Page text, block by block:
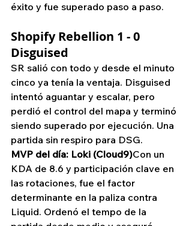
éxito y fue superado paso a paso.
Shopify Rebellion 1 - 0
Disguised
SR salió con todo y desde el minuto
cinco ya tenía la ventaja. Disguised
intentó aguantar y escalar, pero
perdió el control del mapa y terminó
siendo superado por ejecución. Una
partida sin respiro para DSG.
MVP del día: Loki (Cloud9)Con un
KDA de 8.6 y participación clave en
las rotaciones, fue el factor
determinante en la paliza contra
Liquid. Ordenó el tempo de la